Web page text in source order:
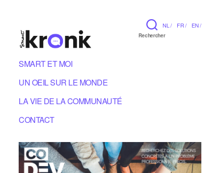
NL / FR / EN /
Rechercher
SMART ET MOI
UN OEIL SUR LE MONDE
LA VIE DE LA COMMUNAUTÉ
CONTACT